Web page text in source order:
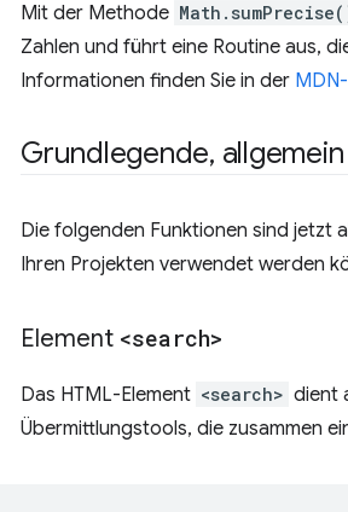
Mit der Methode
Zahlen und führt eine Routine aus,
Informationen finden Sie in der
Grundlegende,
Die folgenden Funktionen sind jetzt
Ihren Projekten verwendet werden
Element <search>
Das HTML-Element <search> dient
Übermittlungstools, die zusammen